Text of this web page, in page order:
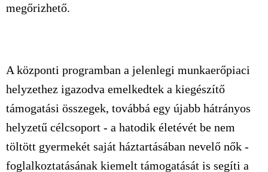
megőrizhető.
A központi programban a jelenlegi munkaerőpiaci
helyzethez igazodva emelkedtek a kiegészítő
támogatási összegek, továbbá egy újabb hátrányos
helyzetű célcsoport - a hatodik életévét be nem
töltött gyermekét saját háztartásában nevelő nők -
foglalkoztatásának kiemelt támogatását is segíti a